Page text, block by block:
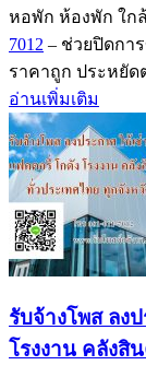
หอพัก ห้องพัก ใก
7012 – ช่วยปิดกา
ราคาถูก ประหยัด
อ่านเพิ่มเติม
รับจ้างโพส ลง
โรงงาน คลังสิ